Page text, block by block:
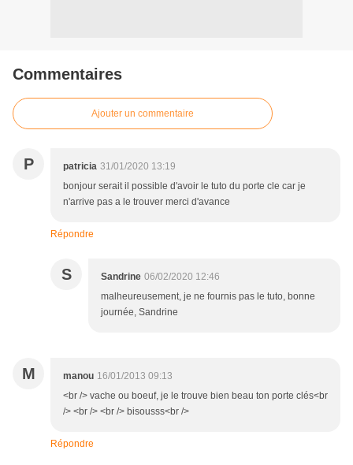
Commentaires
Ajouter un commentaire
P patricia 31/01/2020 13:19
bonjour serait il possible d'avoir le tuto du porte cle car je
n'arrive pas a le trouver merci d'avance
Répondre
S Sandrine 06/02/2020 12:46
malheureusement, je ne fournis pas le tuto, bonne
journée, Sandrine
M manou 16/01/2013 09:13
<br /> vache ou boeuf, je le trouve bien beau ton porte clés<br
/> <br /> <br /> bisousss<br />
Répondre